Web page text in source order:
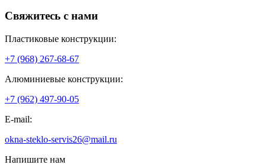
Свяжитесь с нами
Пластиковые конструкции:
+7 (968) 267-68-67
Алюминиевые конструкции:
+7 (962) 497-90-05
E-mail:
okna-steklo-servis26@mail.ru
Напишите нам